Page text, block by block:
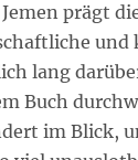
prägt
lang
Buch
im Blick,